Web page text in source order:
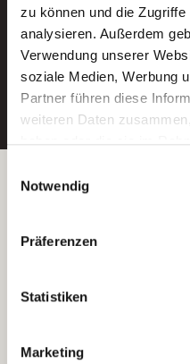
zu können und die
analysieren. Außerdem
Verwendung unserer
soziale Medien, Werbung
Partner führen diese
weiteren Daten
Wenn Sie auf „Cookies
Sie der Speicherung
Ihre Einwilligung
indem Sie die Cookie-
unserer
Notwendig
Präferenzen
Statistiken
Marketing
Ein kostenloser
E-Mail-
Betreiber der Webseite
Kantstraße 45a
(Ein Tochterunternehmen des
e.V.)